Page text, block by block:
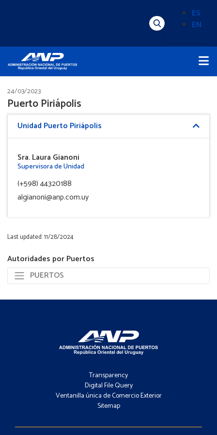
idioma
(Content)
ES
EN
Menú
Principal
Autoridades por Puertos
PUERTOS
24/03/2023
Puerto Piriápolis
Unidad Puerto Piriápolis
Sra. Laura Gianoni
Supervisora de Unidad
(+598) 44320188
algianoni@anp.com.uy
Last updated: 11/28/2024
-
Menú
Transparency
Digital File Query
Ventanilla única de Comercio Exterior
Sitemap
-